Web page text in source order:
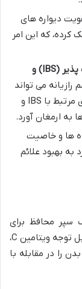
دیواره های
که این امر
کمک به تسکین علائم سندروم روده تحریک پذیر (IBS) و
می تواند
به کاهش دردهای شکمی، نفخ و گرفتگی های مرتبط با IBS و
ارمغان آورد.
ها و خاصیت
به بهبود علائم
سپر محافظ برای
سیستم ایمنی بدن عمل می کند. وجود مقادیر قابل توجه ویتامین C،
را در مقابله با